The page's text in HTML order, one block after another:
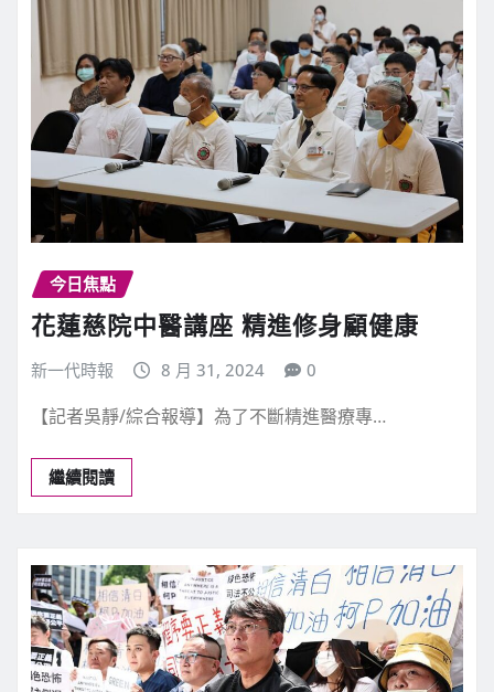
今日焦點
花蓮慈院中醫講座 精進修身顧健康
新一代時報 8 月 31, 2024 0
【記者吳靜/綜合報導】為了不斷精進醫療專…
繼續閱讀